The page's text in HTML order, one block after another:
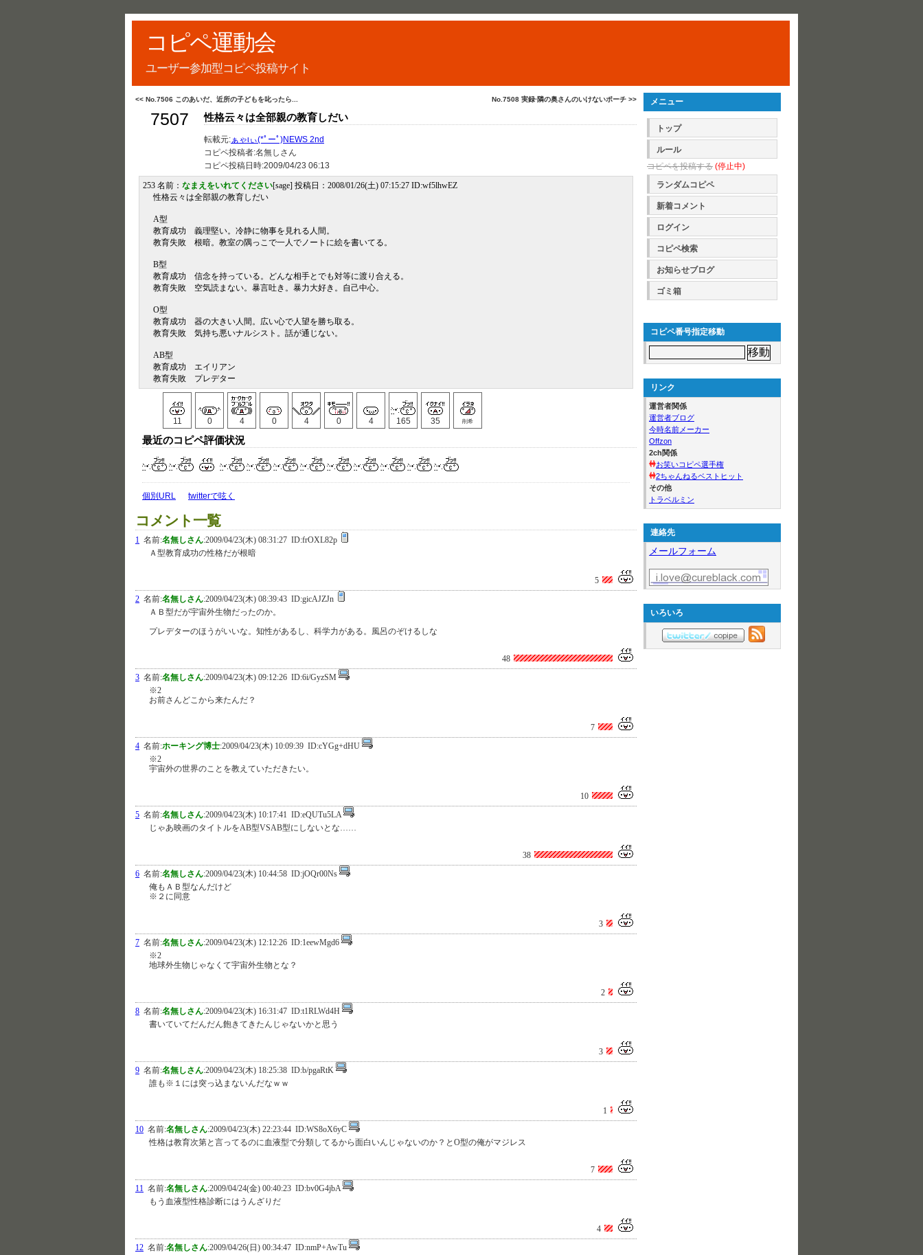
コピペ運動会
ユーザー参加型コピペ投稿サイト
No.7508 実録·隣の奥さんのいけないポーチ >>
<< No.7506 このあいだ、近所の子どもを叱ったら...
7507 性格云々は全部親の教育しだい
転載元:ぁゃιぃ(*ﾟーﾟ)NEWS 2nd
コピペ投稿者:名無しさん
コピペ投稿日時:2009/04/23 06:13
253 名前： なまえをいれてください[sage] 投稿日：2008/01/26(土) 07:15:27 ID:wf5lhwEZ
性格云々は全部親の教育しだい
A型
教育成功 義理堅い。冷静に物事を見れる人間。
教育失敗 根暗。教室の隅っこで一人でノートに絵を書いてる。
B型
教育成功 信念を持っている。どんな相手とでも対等に渡り合える。
教育失敗 空気読まない。暴言吐き。暴力大好き。自己中心。
O型
教育成功 器の大きい人間。広い心で人望を勝ち取る。
教育失敗 気持ち悪いナルシスト。話が通じない。
AB型
教育成功 エイリアン
教育失敗 プレデター
11 0 4 0 4 0 4 165 35 削希
最近のコピペ評価状況
個別URL twitterで呟く
コメント一覧
1 名前:名無しさん:2009/04/23(木) 08:31:27 ID:frOXL82p
Ａ型教育成功の性格だが根暗
5
2 名前:名無しさん:2009/04/23(木) 08:39:43 ID:gicAJZJn
ＡＢ型だが宇宙外生物だったのか。
プレデターのほうがいいな。知性があるし、科学力がある。風呂のぞけるしな
48
3 名前:名無しさん:2009/04/23(木) 09:12:26 ID:6i/GyzSM
※2
お前さんどこから来たんだ？
7
4 名前:ホーキング博士:2009/04/23(木) 10:09:39 ID:cYGg+dHU
※2
宇宙外の世界のことを教えていただきたい。
10
5 名前:名無しさん:2009/04/23(木) 10:17:41 ID:eQUTu5LA
じゃあ映画のタイトルをAB型VSAB型にしないとな……
38
6 名前:名無しさん:2009/04/23(木) 10:44:58 ID:jOQr00Ns
俺もＡＢ型なんだけど
※２に同意
3
7 名前:名無しさん:2009/04/23(木) 12:12:26 ID:1eewMgd6
※2
地球外生物じゃなくて宇宙外生物とな？
2
8 名前:名無しさん:2009/04/23(木) 16:31:47 ID:t1RLWd4H
書いていてだんだん飽きてきたんじゃないかと思う
3
9 名前:名無しさん:2009/04/23(木) 18:25:38 ID:b/pgaRtK
誰も※１には突っ込まないんだなｗｗ
1
10 名前:名無しさん:2009/04/23(木) 22:23:44 ID:WS8oX6yC
性格は教育次第と言ってるのに血液型で分類してるから面白いんじゃないのか？とO型の俺がマジレス
7
11 名前:名無しさん:2009/04/24(金) 00:40:23 ID:bv0G4jbA
もう血液型性格診断にはうんざりだ
4
12 名前:名無しさん:2009/04/26(日) 00:34:47 ID:nmP+AwTu
メニュー
トップ
ルール
コピペを投稿する (停止中)
ランダムコピペ
新着コメント
ログイン
コピペ検索
お知らせブログ
ゴミ箱
コピペ番号指定移動
リンク
運営者関係
運営者ブログ
今時名前メーカー
Offzon
2ch関係
お笑いコピペ選手権
2ちゃんねるベストヒット
その他
トラベルミン
連絡先
メールフォーム
いろいろ